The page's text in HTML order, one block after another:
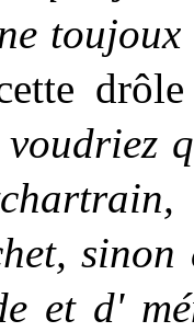
voudriez
et d'